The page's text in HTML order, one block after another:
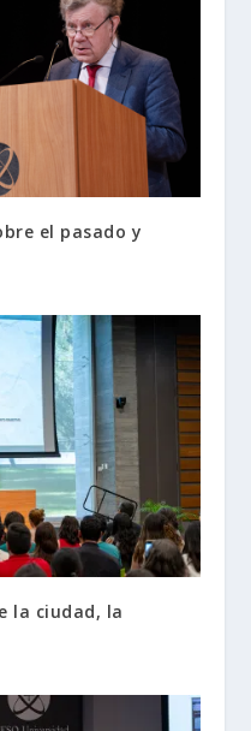
el pasado y
la ciudad, la